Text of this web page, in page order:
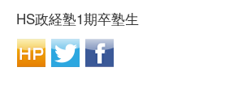
HS政経塾1期卒塾生